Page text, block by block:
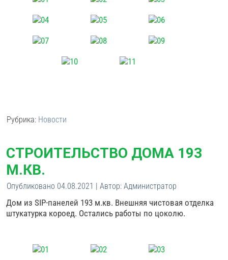
Рубрика: Новости
СТРОИТЕЛЬСТВО ДОМА 193
М.КВ.
Опубликовано 04.08.2021 | Автор: Администратор
Дом из SIP-панелей 193 м.кв. Внешняя чистовая отделка
штукатурка короед. Остались работы по цоколю.